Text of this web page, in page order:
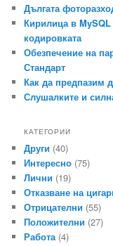
Дългата
Кирилица в
кодировката
Обезпечение на
Стандарт
Как да предпазим
Слушалките и
КАТЕГОРИИ
Други (40)
Интересно (75)
Лични (19)
Отказване на
Отрицателни (55)
Положителни (27)
Работа(4)